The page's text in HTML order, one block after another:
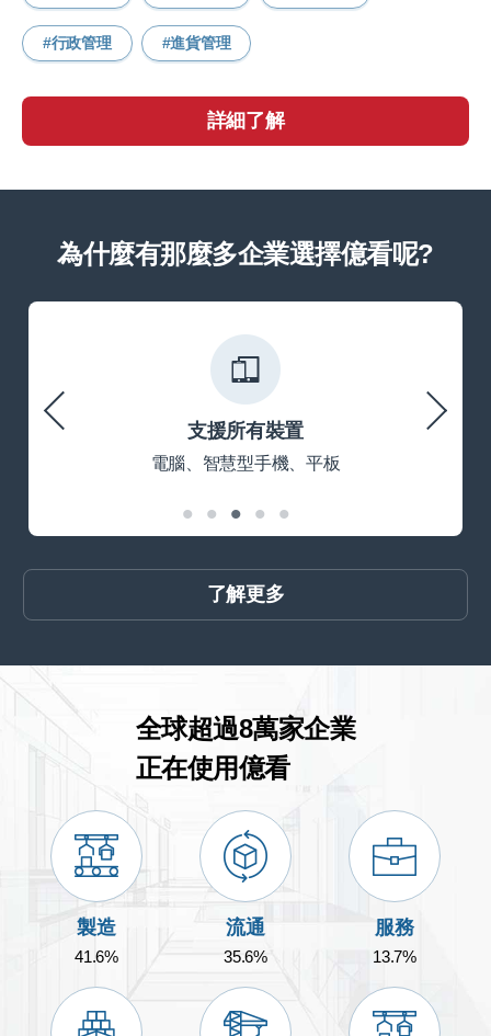
行政管理 進貨管理
詳細了解
為什麼有那麼多企業選擇億看呢?
支援所有裝置
電腦、智慧型手機、平板
了解更多
全球超過8萬家企業
正在使用億看
製造
41.6%
流通
35.6%
服務
13.7%